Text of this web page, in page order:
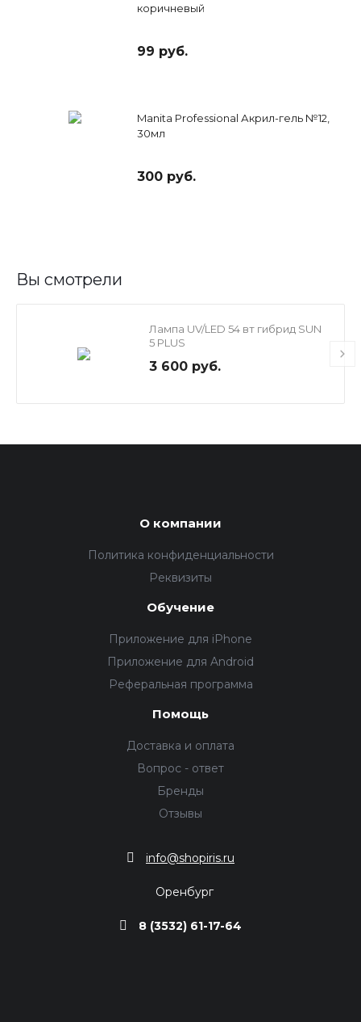
коричневый
99 руб.
Manita Professional Акрил-гель №12,
30мл
300 руб.
Вы смотрели
Лампа UV/LED 54 вт гибрид SUN
5 PLUS
3 600 руб.
О компании
Политика конфиденциальности
Реквизиты
Обучение
Приложение для iPhone
Приложение для Android
Реферальная программа
Помощь
Доставка и оплата
Вопрос - ответ
Бренды
Отзывы
info@shopiris.ru
Оренбург
8 (3532) 61-17-64